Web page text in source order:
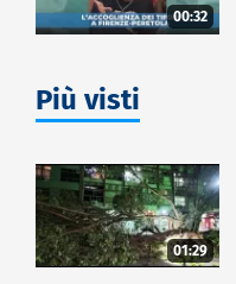
00:32
Più visti
01:29